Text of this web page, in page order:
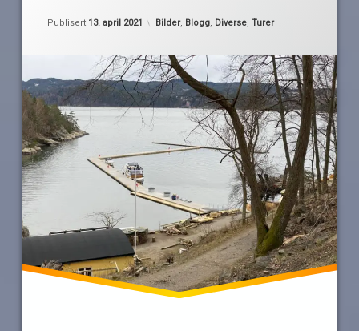
Publisert 13. april 2021
Oppdatert 13. april 2021
Kategorier:
Bilder, Blogg, Diverse,Turer
haøya
Tur